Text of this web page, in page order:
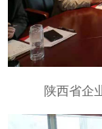
陕西省企